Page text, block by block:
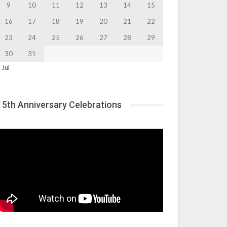
9 10 11 12 13 14
15
16
17 18 19 20 21
22
23
24 25 26 27 28
29
30
31
Jul
Anniversary Celebrations